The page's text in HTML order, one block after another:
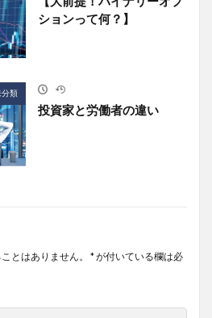
ションって何？】
分類
投資家と労働者の違い
とはありません。 *が付いている欄は必